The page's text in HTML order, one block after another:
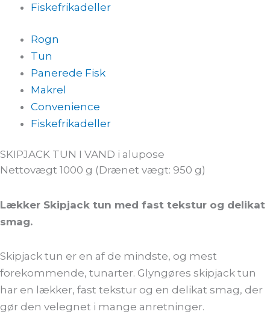
Fiskefrikadeller
Rogn
Tun
Panerede Fisk
Makrel
Convenience
Fiskefrikadeller
SKIPJACK TUN I VAND i alupose
Nettovægt 1000 g (Drænet vægt: 950 g)
Lækker Skipjack tun med fast tekstur og delikat
smag.
Skipjack tun er en af de mindste, og mest
forekommende, tunarter. Glyngøres skipjack tun
har en lækker, fast tekstur og en delikat smag, der
gør den velegnet i mange anretninger.